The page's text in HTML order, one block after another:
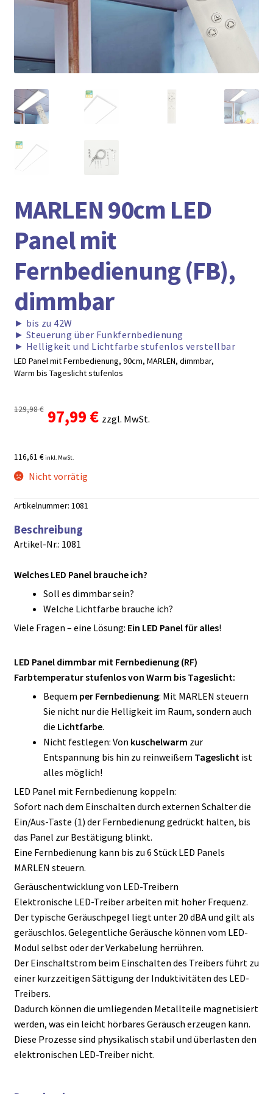
► ZAHLARTEN
► VERSANDARTEN
MARLEN 90cm LED
Panel mit
Fernbedienung (FB),
dimmbar
► bis zu 42W
► Steuerung über Funkfernbedienung
► Helligkeit und Lichtfarbe stufenlos verstellbar
LED Panel mit Fernbedienung, 90cm, MARLEN, dimmbar,
Warm bis Tageslicht stufenlos
129,98€ Ursprünglicher
war:
97,99 €Aktueller
zzgl. MwSt.
116,61 €inkl. MwSt.
Nicht vorrätig
Artikelnummer: 1081
Beschreibung
Artikel-Nr.: 1081
Welches LED Panel brauche ich?
Soll es dimmbar sein?
Welche Lichtfarbe brauche ich?
Viele Fragen – eine Lösung: Ein LED Panel für alles!
LED Panel dimmbar mit Fernbedienung (RF)
Farbtemperatur stufenlos von Warm bis Tageslicht:
Bequem per Fernbedienung: Mit MARLEN steuern
Sie nicht nur die Helligkeit im Raum, sondern auch
die Lichtfarbe.
Nicht festlegen: Von kuschelwarm zur
Entspannung bis hin zu reinweißem Tageslichtist
alles möglich!
LED Panel mit Fernbedienung koppeln:
Sofort nach dem Einschalten durch externen Schalter die
Ein/Aus-Taste (1) der Fernbedienung gedrückt halten, bis
das Panel zur Bestätigung blinkt.
Eine Fernbedienung kann bis zu 6 Stück LED Panels
MARLEN steuern.
Geräuschentwicklung von LED-Treibern
Elektronische LED-Treiber arbeiten mit hoher Frequenz.
Der typische Geräuschpegel liegt unter 20 dBA und gilt als
geräuschlos. Gelegentliche Geräusche können vom LED-
Modul selbst oder der Verkabelung herrühren.
Der Einschaltstrom beim Einschalten des Treibers führt zu
einer kurzzeitigen Sättigung der Induktivitäten des LED-
Treibers.
Dadurch können die umliegenden Metallteile magnetisiert
werden, was ein leicht hörbares Geräusch erzeugen kann.
Diese Prozesse sind physikalisch stabil und überlasten den
elektronischen LED-Treiber nicht.